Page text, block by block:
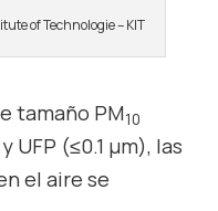
of Technologie – KIT
tamaño PM10
UFP (≤0.1 µm), las
el aire se